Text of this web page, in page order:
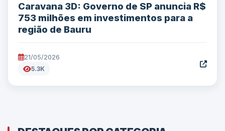
Caravana 3D: Governo de SP anuncia R$
753 milhões em investimentos para a
região de Bauru
21/05/2026
5.3K